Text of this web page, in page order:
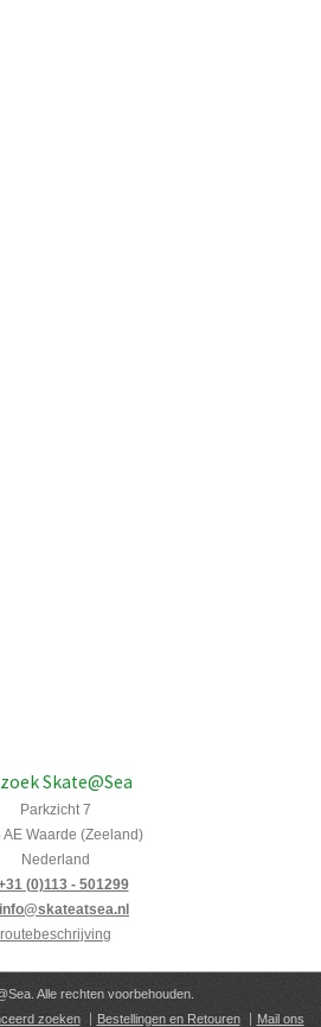
Skate@Sea
Parkzicht 7
AE Waarde (Zeeland)
Nederland
(0)113 - 501299
routebeschrijving
Alle rechten voorbehouden.
zoeken Bestellingen en Retouren Mail ons